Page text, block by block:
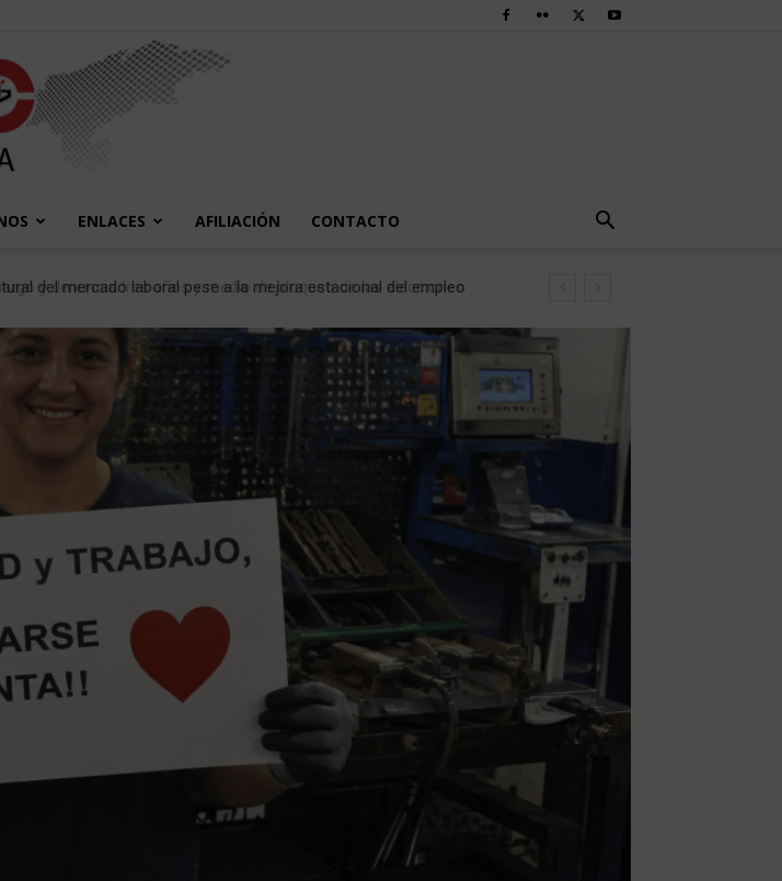
Cantabria
ENLACES AFILIACIÓN CONTACTO
del mercado laboral pese a la mejora estacional del empleo